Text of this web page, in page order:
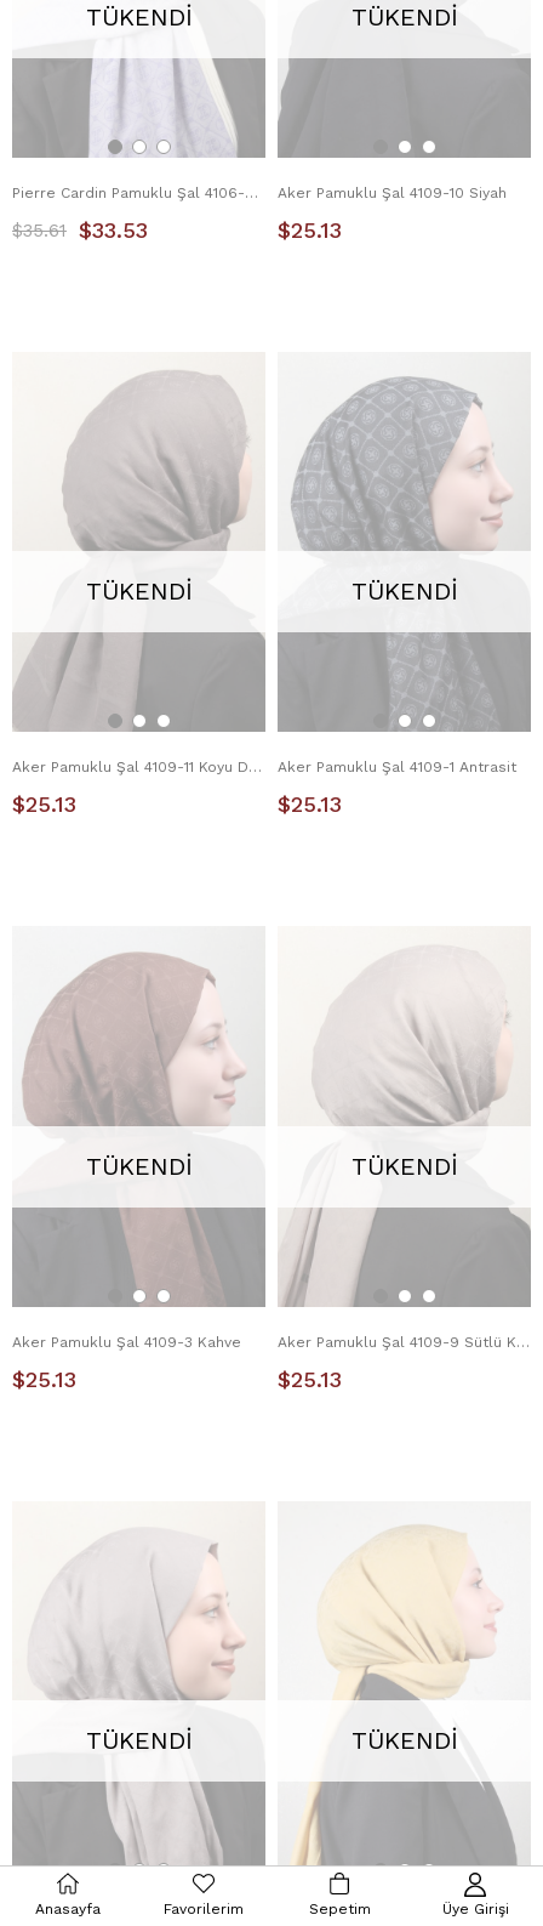
TÜKENDI
Pierre Cardin Pamuklu Şal 4106-8 Lila
$33.53
$35.61
TÜKENDI
Aker Pamuklu Şal 4109-10 Siyah
$25.13
TÜKENDI
Aker Pamuklu Şal 4109-11 Koyu Duman
$25.13
TÜKENDI
Aker Pamuklu Şal 4109-1 Antrasit
$25.13
TÜKENDI
Aker Pamuklu Şal 4109-3 Kahve
$25.13
TÜKENDI
Aker Pamuklu Şal 4109-9 Sütlü Kahve
$25.13
TÜKENDI
Aker Pamuklu Şal 4109-7 Taş
TÜKENDI
Anasayfa Favorilerim Sepetim Üye Girişi